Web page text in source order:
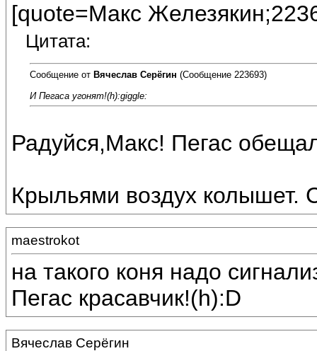
[quote=Макс
Цитата:
Сообщение от Вячеслав Серёгин (Сообщение 223693)
И Пегаса угонят!(h):giggle:
Радуйся,Макс! Пегас
Крыльями воздух колышет.
maestrokot
на такого коня надо
Пегас красавчик!(h):D
Вячеслав Серёгин